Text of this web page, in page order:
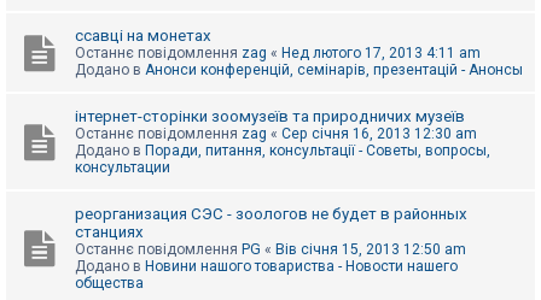
ссавці на монетах
Останнє повідомлення zag « Нед лютого 17, 2013 4:11 am
Додано в Анонси конференцій, семінарів, презентацій - Анонсы
інтернет-сторінки зоомузеїв та природничих музеїв
Останнє повідомлення zag « Сер січня 16, 2013 12:30 am
Додано в Поради, питання, консультації - Советы, вопросы,
консультации
реорганизация СЭС - зоологов не будет в районных
станциях
Останнє повідомлення PG « Вів січня 15, 2013 12:50 am
Додано в Новини нашого товариства - Новости нашего
общества